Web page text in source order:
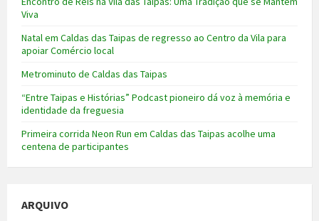
Viva
Natal em Caldas das Taipas de regresso ao Centro da Vila para
apoiar Comércio local
Metrominuto de Caldas das Taipas
“Entre Taipas e Histórias” Podcast pioneiro dá voz à memória e
identidade da freguesia
Primeira corrida Neon Run em Caldas das Taipas acolhe uma
centena de participantes
ARQUIVO